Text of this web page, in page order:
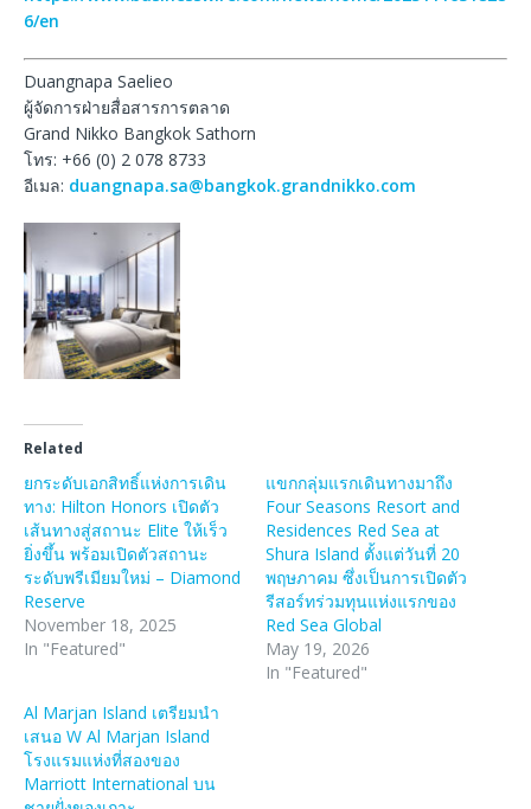
6/en
Duangnapa Saelieo
ผู้จัดการฝ่ายสื่อสารการตลาด
Grand Nikko Bangkok Sathorn
โทร: +66 (0) 2 078 8733
อีเมล: duangnapa.sa@bangkok.grandnikko.com
Related
ยกระดับเอกสิทธิ์แห่งการเดิน
ทาง: Hilton Honors เปิดตัว
เส้นทางสู่สถานะ Elite ให้เร็ว
ยิ่งขึ้น พร้อมเปิดตัวสถานะ
ระดับพรีเมียมใหม่ – Diamond
Reserve
November 18, 2025
In "Featured"
แขกกลุ่มแรกเดินทางมาถึง
Four Seasons Resort and
Residences Red Sea at
Shura Island ตั้งแต่วันที่ 20
พฤษภาคม ซึ่งเป็นการเปิดตัว
รีสอร์ทร่วมทุนแห่งแรกของ
Red Sea Global
May 19, 2026
In "Featured"
Al Marjan Island เตรียมนำ
เสนอ W Al Marjan Island
โรงแรมแห่งที่สองของ
Marriott International บน